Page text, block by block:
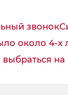
около 4-х
на